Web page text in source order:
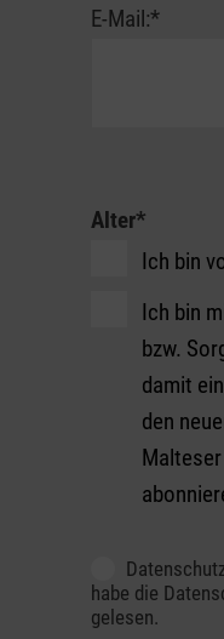
E-Mail:*
Spitzenklasse
Alter*
Ich bin
Ich bin
bzw.
damit
den
Datenschutz
habe die
gelesen.